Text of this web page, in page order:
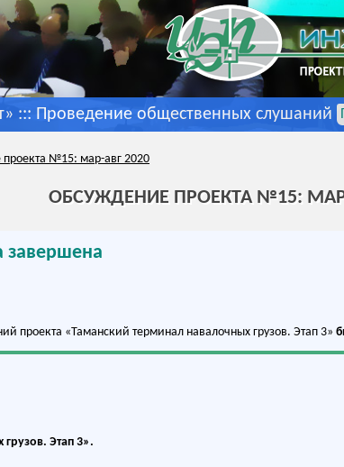
::: Проведение общественных слушаний
№15: мар-авг 2020
ОБСУЖДЕНИЕ ПРОЕКТА №15:
завершена
проекта «Таманский терминал навалочных грузов. Этап 3»
Этап 3».